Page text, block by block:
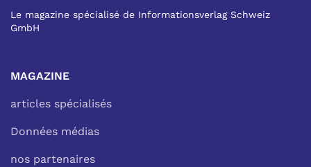
Le magazine spécialisé de Informationsverlag Schweiz
GmbH
MAGAZINE
articles spécialisés
Données médias
nos partenaires